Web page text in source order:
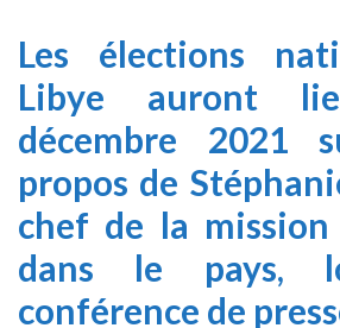
Les élections
Libye auront
décembre 2021
propos de
chef de la mission
dans le pays,
conférence de